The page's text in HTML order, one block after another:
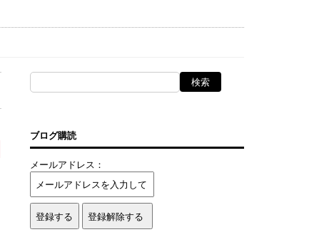
ブログ購読
メールアドレス：